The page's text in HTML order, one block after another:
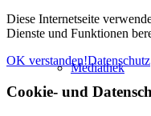
Mediathek
Diese Internetseite
Dienste und Funktionen
OK verstanden!Datenschutz
Cookie- und